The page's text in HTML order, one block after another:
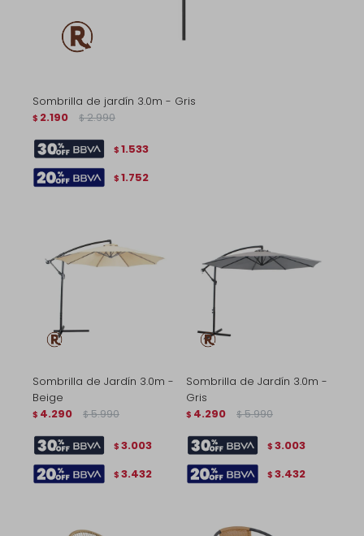
Sombrilla de jardín 3.0m - Gris
$ 2.190 $ 2.990
$ 1.533
$ 1.752
Sombrilla de Jardín 3.0m -
Beige
$ 4.290 $ 5.990
$ 3.003
$ 3.432
Sombrilla de Jardín 3.0m -
Gris
$ 4.290 $ 5.990
$ 3.003
$ 3.432